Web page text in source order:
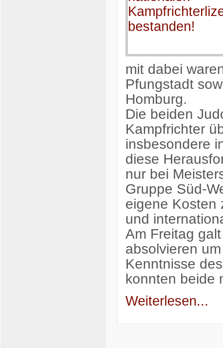
mit dabei
Pfungstadt
Homburg.
Die beiden
Kampfrichter
insbesondere
diese
nur bei
Gruppe Süd-
eigene Kosten
und
Am Freitag
absolvieren
Kenntnisse
konnten beide
Weiterlesen...